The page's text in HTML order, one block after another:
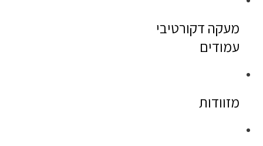
מעקה דקורטיבי
עמודים
מזוודות